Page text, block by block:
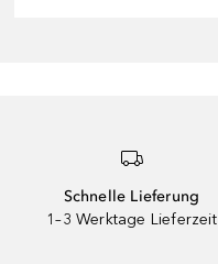
Schnelle Lieferung
1–3 Werktage Lieferzeit